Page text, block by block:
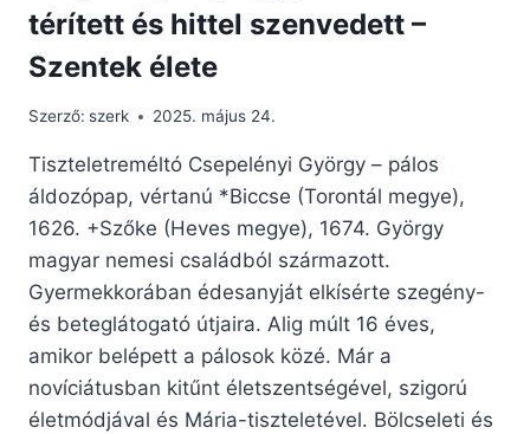
térített és hittel szenvedett –
Szentek élete
Szerző: szerk 2025. május 24.
Tiszteletreméltó Csepelényi György – pálos
áldozópap, vértanú *Biccse (Torontál megye),
1626. +Szőke (Heves megye), 1674. György
magyar nemesi családból származott.
Gyermekkorában édesanyját elkísérte szegény-
és beteglátogató útjaira. Alig múlt 16 éves,
amikor belépett a pálosok közé. Már a
novíciátusban kitűnt életszentségével, szigorú
életmódjával és Mária-tiszteletével. Bölcseleti és